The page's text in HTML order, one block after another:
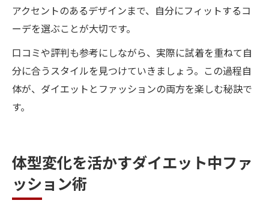
アクセントのあるデザインまで、自分にフィットするコ
ーデを選ぶことが大切です。
口コミや評判も参考にしながら、実際に試着を重ねて自
分に合うスタイルを見つけていきましょう。この過程自
体が、ダイエットとファッションの両方を楽しむ秘訣で
す。
体型変化を活かすダイエット中ファ
ッション術